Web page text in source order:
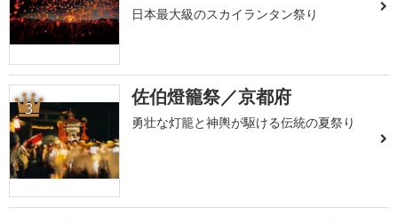
日本最大級のスカイランタン祭り
3 佐伯燈籠祭／京都府
勇壮な灯籠と神輿が駆ける伝統の夏祭り